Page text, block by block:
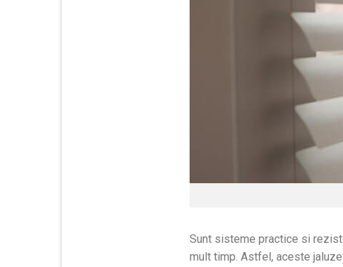
Sunt sisteme practice si
mult timp. Astfel, aceste